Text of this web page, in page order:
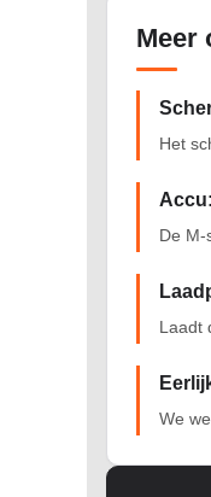
Meer
Het
De
Laadt
We